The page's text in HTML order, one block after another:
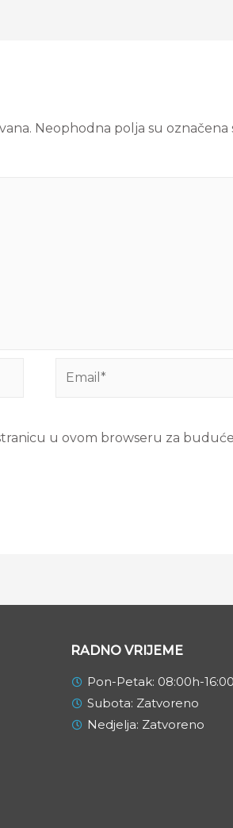
Neophodna polja su označena
u ovom browseru za
RADNO VRIJEME
Pon-Petak: 08:00h-
Subota: Zatvoreno
Nedjelja: Zatvoreno